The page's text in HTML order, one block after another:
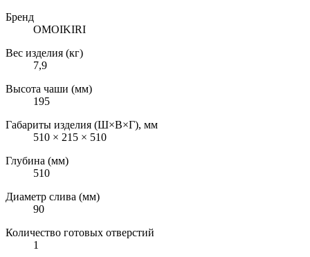
Бренд
OMOIKIRI
Вес изделия (кг)
7,9
Высота чаши (мм)
195
Габариты изделия (Ш×В×Г), мм
510 × 215 × 510
Глубина (мм)
510
Диаметр слива (мм)
90
Количество готовых отверстий
1